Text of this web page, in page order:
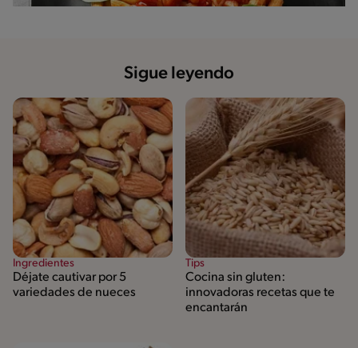
Sigue leyendo
Ingredientes
Déjate cautivar por 5
variedades de nueces
Tips
Cocina sin gluten:
innovadoras recetas que te
encantarán